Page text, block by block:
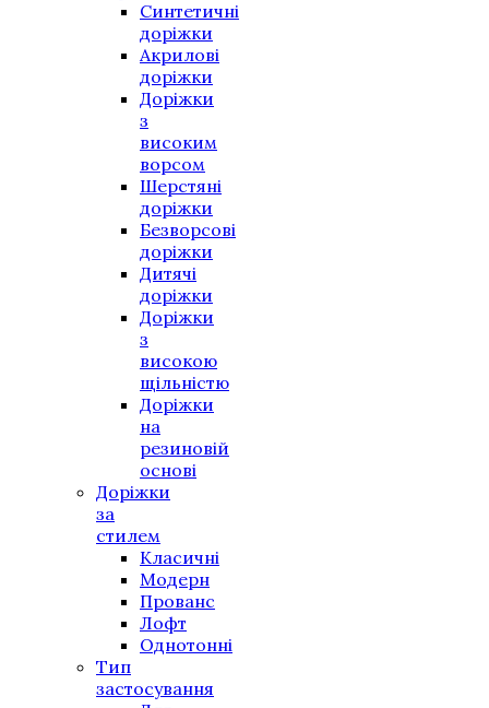
Синтетичні
доріжки
Акрилові
доріжки
Доріжки
з
високим
ворсом
Шерстяні
доріжки
Безворсові
доріжки
Дитячі
доріжки
Доріжки
з
високою
щільністю
Доріжки
на
резиновій
основі
Доріжки
за
стилем
Класичні
Модерн
Прованс
Лофт
Однотонні
Тип
застосування